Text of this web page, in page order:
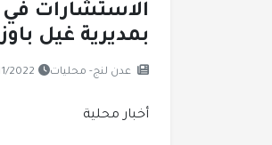
الاستشارات في
بمديرية غيل
عدن لنج- محليات 13:47
أخبار محلية